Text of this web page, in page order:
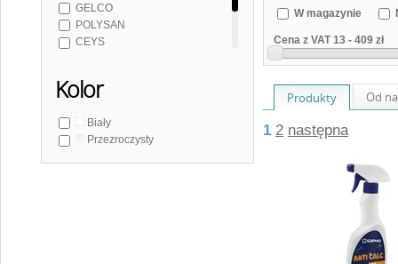
GELCO
POLYSAN
CEYS
Kolor
Biały
Przezroczysty
W magazynie
Cena z VAT 13 - 409 zł
Produkty Od
1 2 następna